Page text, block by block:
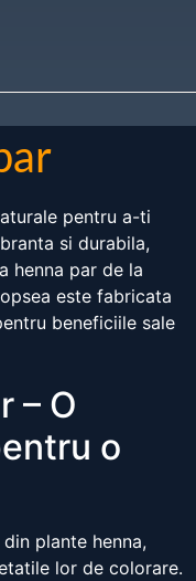
pentru a-ti
si durabila,
henna par de la
este fabricata
beneficiile sale
– O
o
plante henna,
lor de colorare.